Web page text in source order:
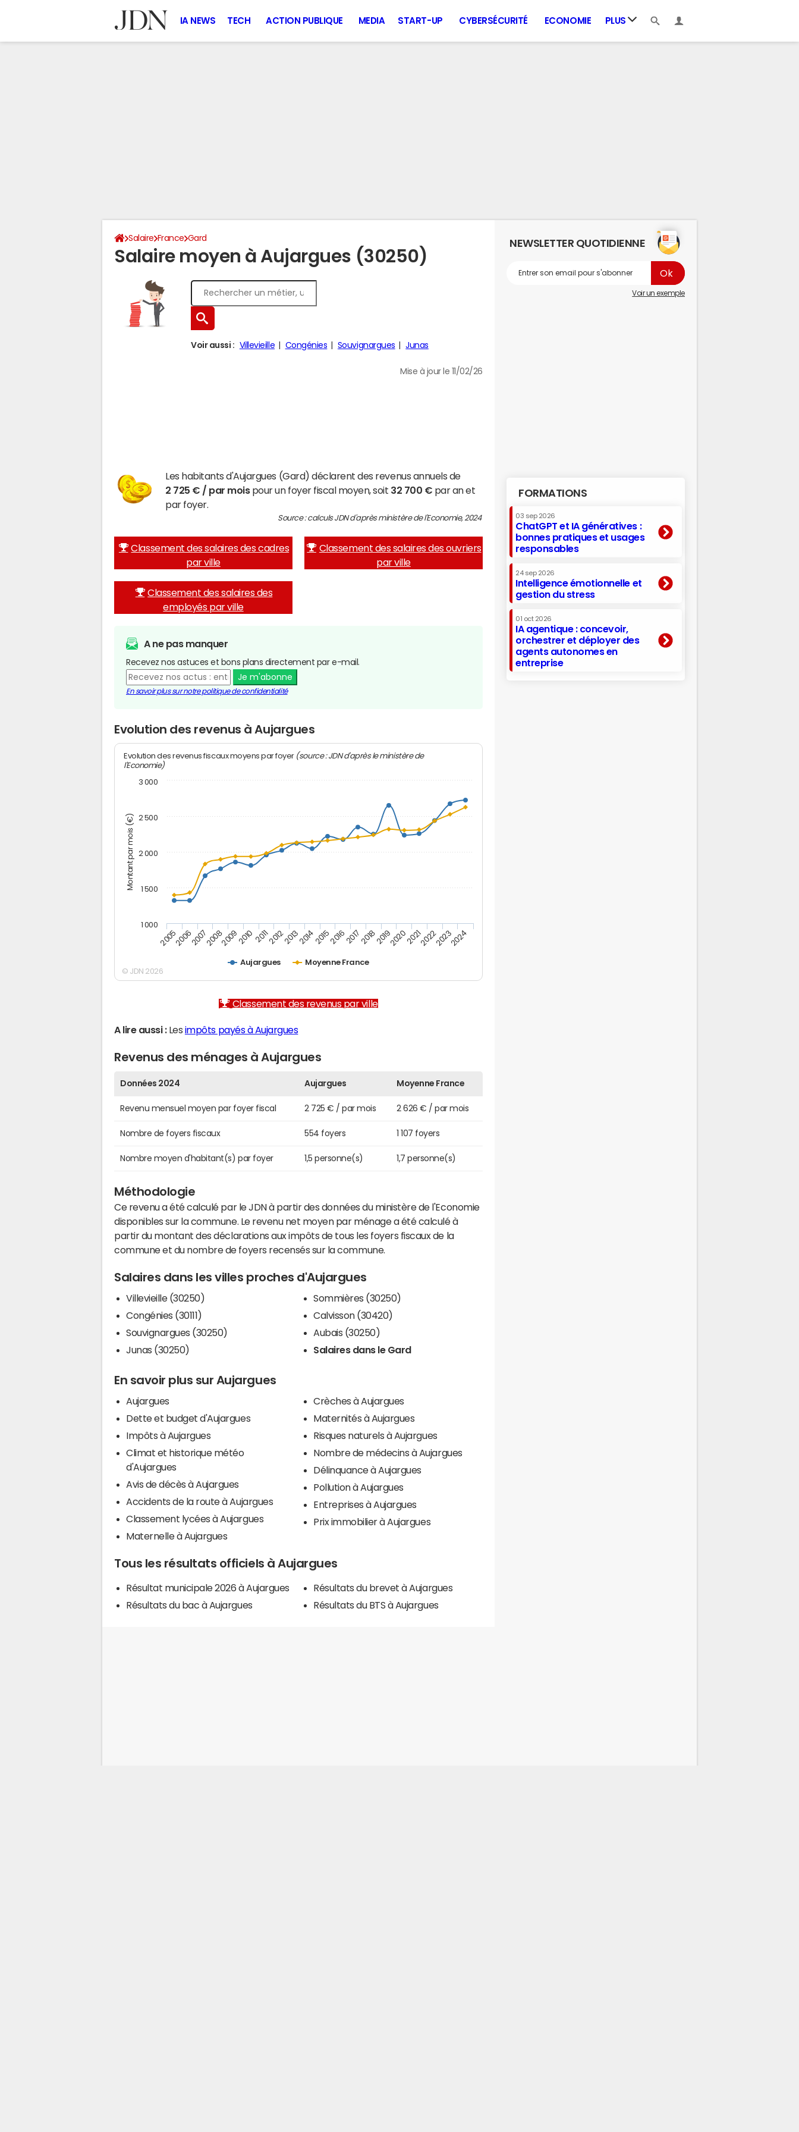
IA NEWS TECH ACTION PUBLIQUE MEDIA START-UP CYBERSÉCURITÉ ECONOMIE PLUS
Salaire France Gard
Salaire moyen à Aujargues (30250)
Voir aussi : Villevieille Congénies Souvignargues Junas
Mise à jour le 11/02/26
Les habitants d'Aujargues (Gard) déclarent des revenus annuels de
2 725 € / par moispour un foyer fiscal moyen, soit 32 700 € par an et
par foyer.
Source : calculs JDN d'après ministère de l'Economie, 2024
Classement des salaires des cadres
par ville
Classement des salaires des ouvriers
par ville
Classement des salaires des
employés par ville
A ne pas manquer
Recevez nos astuces et bons plans directement par e-mail.
Je m'abonne
En savoir plus sur notre politique de confidentialité
Evolution des revenus à Aujargues
Montant par mois (€)
Evolution des revenus fiscaux moyens par foyer (source : JDN d'après le ministère de
l'Economie)
Aujargues Moyenne France
200520062007200820092010 20112012201320142015201620172018201920202021202220232024
1 000
1 500
2 000
2 500
3 000
© JDN 2026
Classement des revenus par ville
A lire aussi :Les impôts payés à Aujargues
Revenus des ménages à Aujargues
Données 2024 Aujargues Moyenne France
Revenu mensuel moyen par foyer fiscal 2 725 € / par mois 2 626 € / par mois
Nombre de foyers fiscaux 554 foyers 1 107 foyers
Nombre moyen d'habitant(s) par foyer 1,5 personne(s) 1,7 personne(s)
Méthodologie
Ce revenu a été calculé par le JDN à partir des données du ministère de l'Economie
disponibles sur la commune. Le revenu net moyen par ménage a été calculé à
partir du montant des déclarations aux impôts de tous les foyers fiscaux de la
commune et du nombre de foyers recensés sur la commune.
Salaires dans les villes proches d'Aujargues
Villevieille (30250)
Congénies (30111)
Souvignargues (30250)
Junas (30250)
Sommières (30250)
Calvisson (30420)
Aubais (30250)
Salaires dans le Gard
En savoir plus sur Aujargues
Aujargues
Dette et budget d'Aujargues
Impôts à Aujargues
Climat et historique météo
d'Aujargues
Avis de décès à Aujargues
Accidents de la route à Aujargues
Classement lycées à Aujargues
Maternelle à Aujargues
Crèches à Aujargues
Maternités à Aujargues
Risques naturels à Aujargues
Nombre de médecins à Aujargues
Délinquance à Aujargues
Pollution à Aujargues
Entreprises à Aujargues
Prix immobilier à Aujargues
Tous les résultats officiels à Aujargues
Résultat municipale 2026 à Aujargues
Résultats du bac à Aujargues
Résultats du brevet à Aujargues
Résultats du BTS à Aujargues
NEWSLETTER QUOTIDIENNE
Voir un exemple
FORMATIONS
03 sep 2026
ChatGPT et IA génératives :
bonnes pratiques et usages
responsables
24 sep 2026
Intelligence émotionnelle et
gestion du stress
01 oct 2026
IA agentique : concevoir,
orchestrer et déployer des
agents autonomes en
entreprise